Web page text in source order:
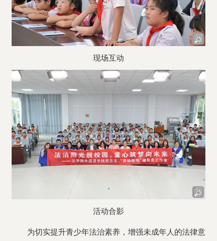
现场互动
活动合影
为切实提升青少年法治素养，增强未成年人的法律意